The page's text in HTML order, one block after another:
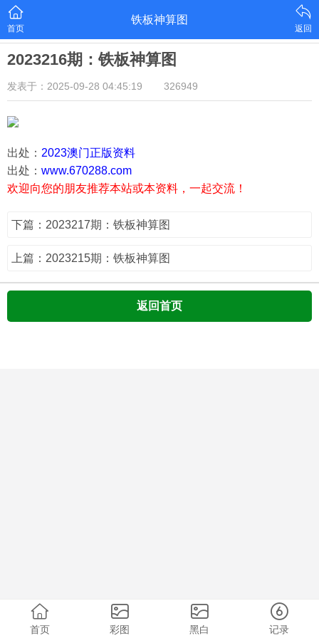
首页
铁板神算图
返回
2023216期：铁板神算图
发表于：2025-09-28 04:45:19 326949
出处： 2023澳门正版资料
出处： www.670288.com
欢迎向您的朋友推荐本站或本资料，一起交流！
下篇：2023217期：铁板神算图
上篇：2023215期：铁板神算图
返回首页
首页 彩图 黑白 记录